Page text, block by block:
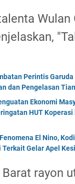
Wulan
Perintis
dan Pengelasan
Ekonomi
HUT Koperasi
El Nino,
Gelar Apel
rayon